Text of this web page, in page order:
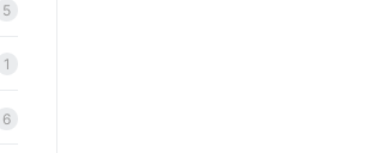
5
1
6